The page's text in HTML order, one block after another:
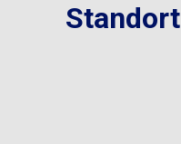
Standort